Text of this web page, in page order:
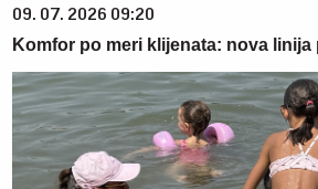
09. 07. 2026 09:20
Komfor po meri klijenata: nova linija